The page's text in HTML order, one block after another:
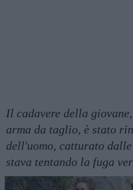
Il cadavere della
arma da taglio, è stato
dell'uomo, catturato
stava tentando la fuga